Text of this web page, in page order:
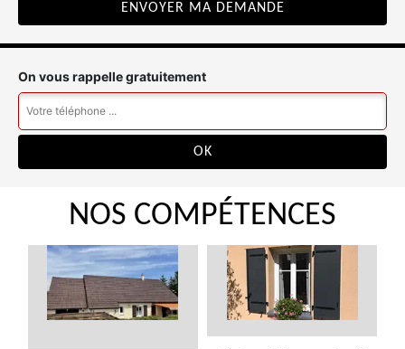
On vous rappelle gratuitement
NOS COMPÉTENCES